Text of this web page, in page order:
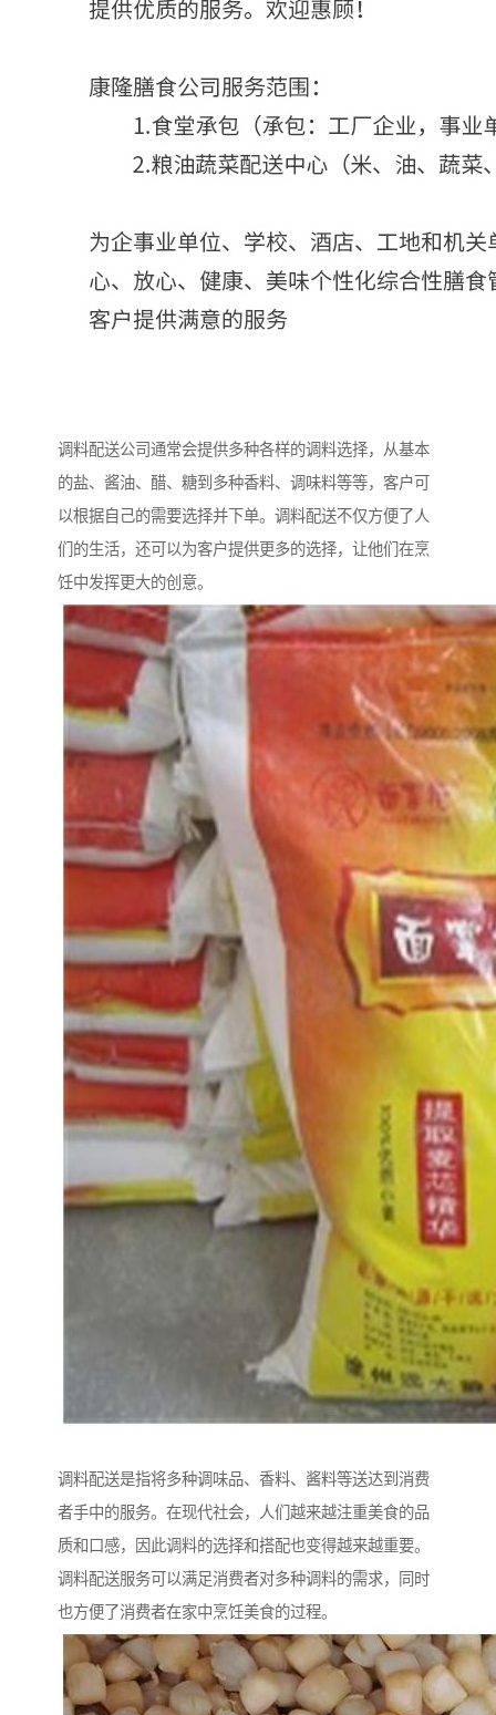
调料配送公司通常会提供多种各样的调料选择，从基本
的盐、酱油、醋、糖到多种香料、调味料等等，客户可
以根据自己的需要选择并下单。调料配送不仅方便了人
们的生活，还可以为客户提供更多的选择，让他们在烹
饪中发挥更大的创意。
调料配送是指将多种调味品、香料、酱料等送达到消费
者手中的服务。在现代社会，人们越来越注重美食的品
质和口感，因此调料的选择和搭配也变得越来越重要。
调料配送服务可以满足消费者对多种调料的需求，同时
也方便了消费者在家中烹饪美食的过程。